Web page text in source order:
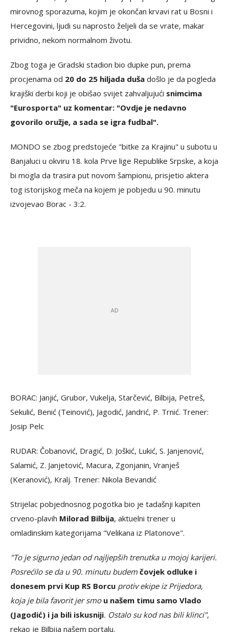
mirovnog sporazuma, kojim je okončan krvavi rat u Bosni i
Hercegovini, ljudi su naprosto željeli da se vrate, makar
prividno, nekom normalnom životu.
Zbog toga je Gradski stadion bio dupke pun, prema
procjenama od 20 do 25 hiljada duša došlo je da pogleda
krajiški derbi koji je obišao svijet zahvaljujući snimcima
"Eurosporta" uz komentar: "Ovdje je nedavno
govorilo oružje, a sada se igra fudbal".
MONDO se zbog predstojeće "bitke za Krajinu" u subotu u
Banjaluci u okviru 18. kola Prve lige Republike Srpske, a koja
bi mogla da trasira put novom šampionu, prisjetio aktera
tog istorijskog meča na kojem je pobjedu u 90. minutu
izvojevao Borac - 3:2.
BORAC: Janjić, Grubor, Vukelja, Starčević, Bilbija, Petreš,
Sekulić, Benić (Teinović), Jagodić, Jandrić, P. Trnić. Trener:
Josip Pelc
RUDAR: Čobanović, Dragić, D. Joškić, Lukić, S. Janjenović,
Salamić, Z. Janjetović, Macura, Zgonjanin, Vranješ
(Keranović), Kralj. Trener: Nikola Bevandić
Strijelac pobjednosnog pogotka bio je tadašnji kapiten
crveno-plavih Milorad Bilbija, aktuelni trener u
omladinskim kategorijama "Velikana iz Platonove".
"To je sigurno jedan od najljepših trenutka u mojoj karijeri.
Posrećilo se da u 90. minutu budem čovjek odluke i
donesem prvi Kup RS Borcu protiv ekipe iz Prijedora,
koja je bila favorit jer smo u našem timu samo Vlado
(Jagodić) i ja bili iskusniji. Ostalo su kod nas bili klinci",
rekao je Bilbija našem portalu.